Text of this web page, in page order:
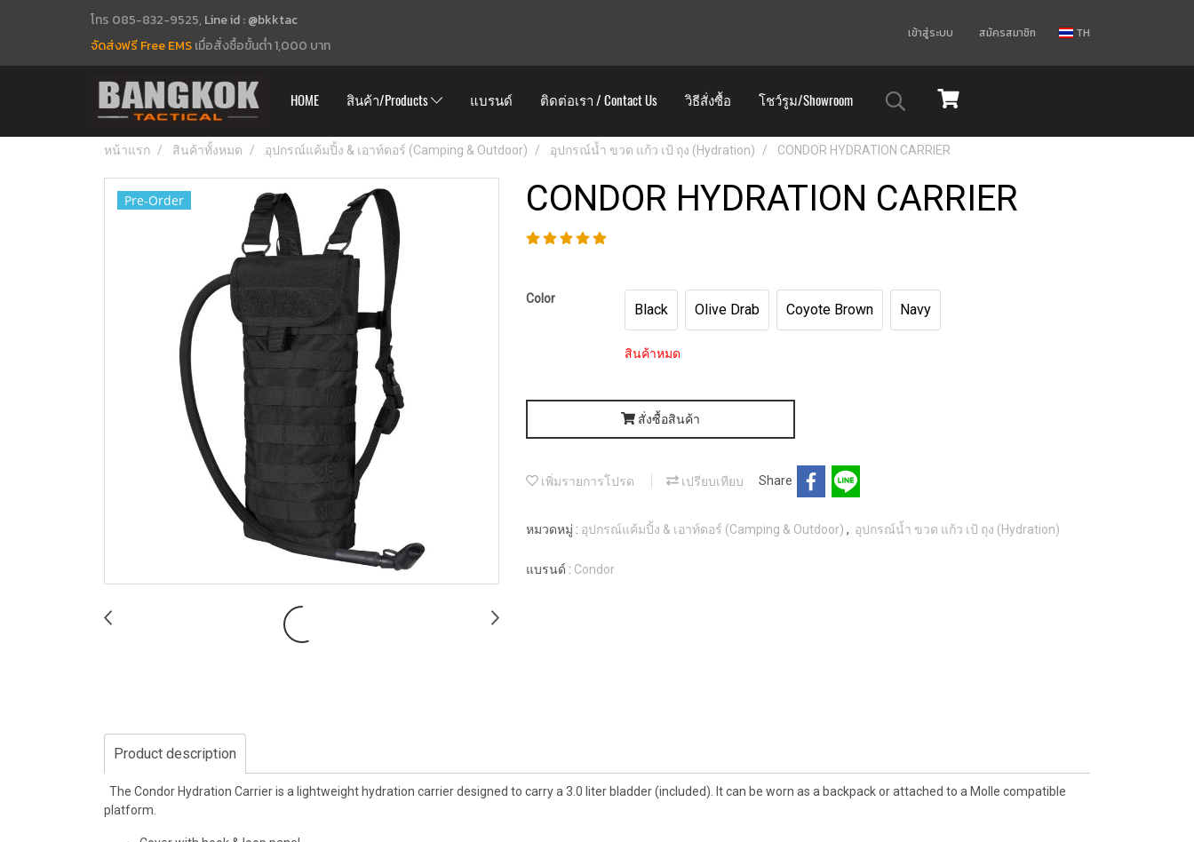
โทร 085-832-9525, Line id : @bkktac
จัดส่งฟรี Free EMSเมื่อสั่งซื้อขั้นต่ำ 1,000 บาท
เข้าสู่ระบบ สมัครสมาชิก TH
HOME สินค้า/Products แบรนด์ ติดต่อเรา / Contact Us วิธีสั่งซื้อ โชว์รูม/Showroom
หน้าแรก สินค้าทั้งหมด อุปกรณ์แค้มปิ้ง & เอาท์ดอร์ (Camping & Outdoor) อุปกรณ์น้ำ ขวด แก้ว เป้ ถุง (Hydration) CONDOR HYDRATION CARRIER
Pre-Order CONDOR HYDRATION CARRIER
Color
Black Olive Drab Coyote Brown Navy
สินค้าหมด
สั่งซื้อสินค้า
เพิ่มรายการโปรด เปรียบเทียบ Share
หมวดหมู่ : อุปกรณ์แค้มปิ้ง & เอาท์ดอร์ (Camping & Outdoor) , อุปกรณ์น้ำ ขวด แก้ว เป้ ถุง (Hydration)
แบรนด์ : Condor
Product description
The Condor Hydration Carrier is a lightweight hydration carrier designed to carry a 3.0 liter bladder (included). It can be worn as a backpack or attached to a Molle compatible
platform.